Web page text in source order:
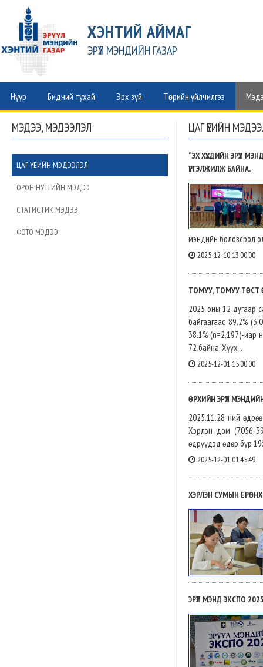
ХЭНТИЙ АЙМАГ
ЭРҮҮЛ МЭНДИЙН ГАЗАР
Нүүр Бидний тухай Эрх зүй Төрийн үйлчилгээ
МЭДЭЭ, МЭДЭЭЛЭЛ
ЦАГ ҮЕИЙН МЭДЭЭЛЭЛ
ОРОН НУТГИЙН МЭДЭЭ
СТАТИСТИК МЭДЭЭ
ФОТО МЭДЭЭ
ЦАГ ҮЕИЙН
“ЭХ ХҮҮХДИЙН ЭРҮҮЛ
ҮРГЭЛЖИЛЖ БАЙНА.
мэндийн боловсрол
2025-12-10 13:00:00
ТОМУУ, ТОМУУ ТӨСТ
2025 оны 12 дугаар
байгаагаас 89.2%
38.1% (n=2,197)-иар
72 байна. Хүүх...
2025-12-01 15:00:00
ӨРХИЙН ЭРҮҮЛ
2025.11.28-ний
Хэрлэн дом (7056-
өдрүүдэд өдөр бүр
2025-12-01 01:45:49
ХЭРЛЭН СУМЫН
ЭРҮҮЛ МЭНД ЭКСПО